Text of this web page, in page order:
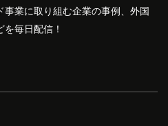
事業に取り組む企業の事例、外国
毎日配信！